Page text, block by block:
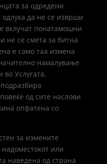
за одредени
да не се изврши
вклучат понатамошни
не се смета за битна
е само таа измена
намалување
во Услугата.
од сите наслови
опфатена со
за измените
или
наведена од страна